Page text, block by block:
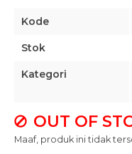
Kode
Stok
Kategori
OUT OF
Maaf, produk ini tidak